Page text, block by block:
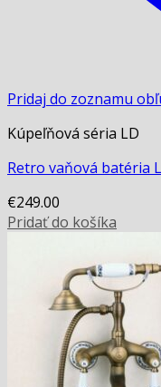
Pridaj do zoznamu
Kúpeľňová séria LD
Retro vaňová batéria
€249.00
Pridať do košíka